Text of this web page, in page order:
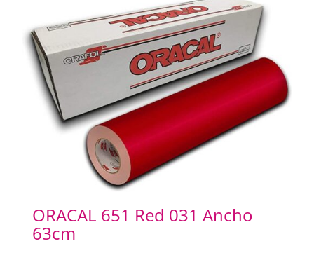
ORACAL 651 Red 031 Ancho
63cm